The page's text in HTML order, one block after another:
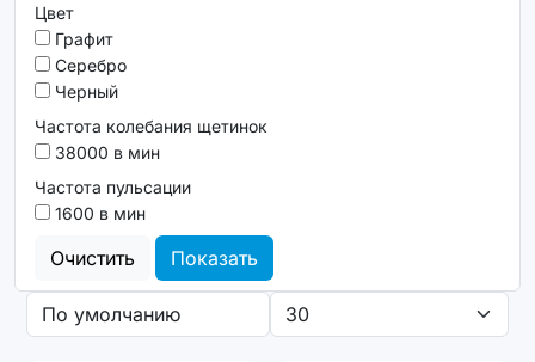
Цвет
Графит
Серебро
Черный
Частота колебания щетинок
38000 в мин
Частота пульсации
1600 в мин
Очистить Показать